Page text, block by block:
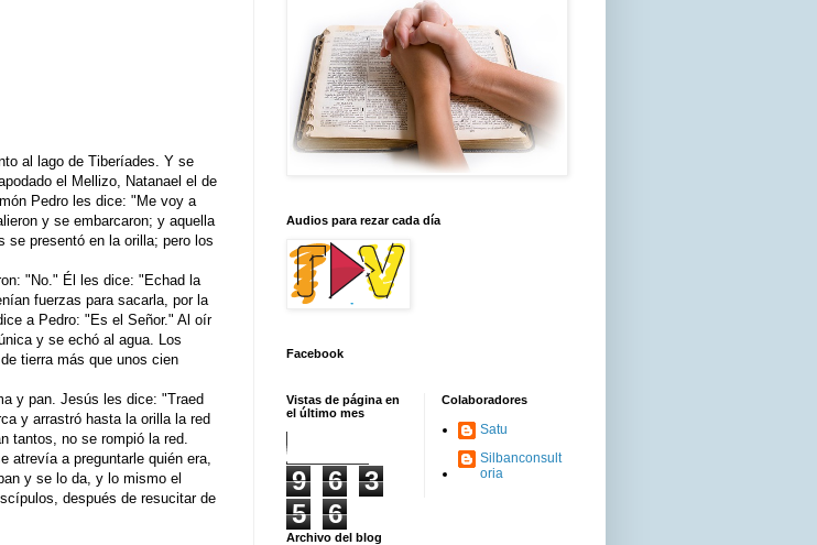
al lago de Tiberíades. Y se
el Mellizo, Natanael el de
Pedro les dice: "Me voy a
y se embarcaron; y aquella
se presentó en la orilla; pero los
"No." Él les dice: "Echad la
fuerzas para sacarla, por la
a Pedro: "Es el Señor." Al oír
y se echó al agua. Los
tierra más que unos cien
y pan. Jesús les dice: "Traed
y arrastró hasta la orilla la red
tantos, no se rompió la red.
a preguntarle quién era,
y se lo da, y lo mismo el
después de resucitar de
Audios para rezar cada día
Facebook
Vistas de página en
el último mes
9 6
3
5
6
Colaboradores
Satu
Silbanconsult
oria
Archivo del blog